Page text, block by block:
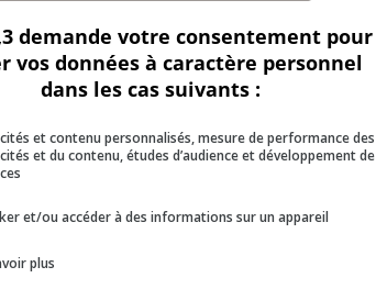
demande votre consentement pour
vos données à caractère personnel
dans les cas suivants :
et contenu personnalisés, mesure de performance des
et du contenu, études d’audience et développement de
et/ou accéder à des informations sur un appareil
plus